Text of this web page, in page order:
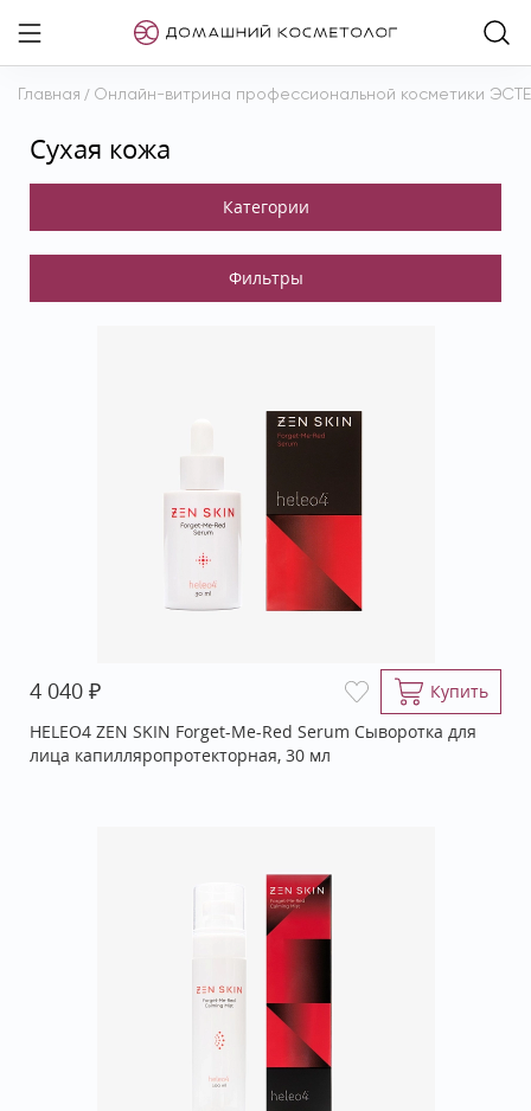
Главная / Онлайн-витрина профессиональной косметики
Сухая кожа
4 040 ₽
Купить
HELEO4 ZEN SKIN Forget-Me-Red Serum Сыворотка для
лица капилляропротекторная, 30 мл